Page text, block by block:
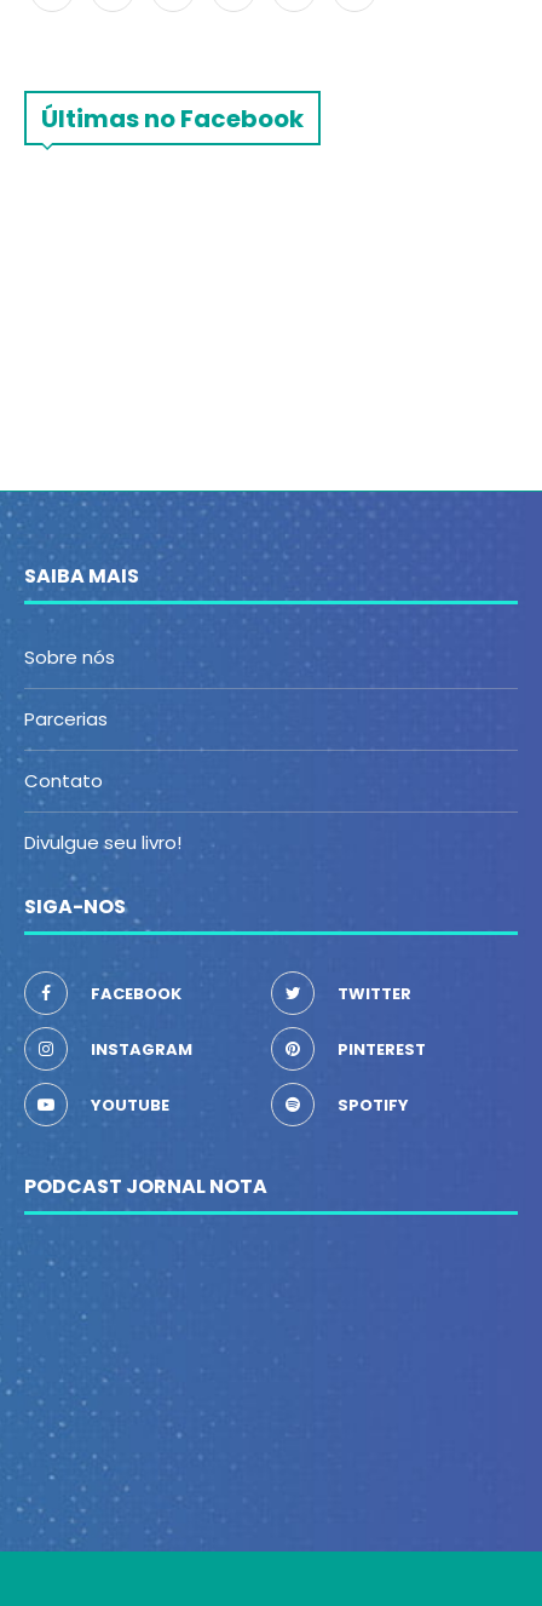
Últimas no Facebook
SAIBA MAIS
Sobre nós
Parcerias
Contato
Divulgue seu livro!
SIGA-NOS
FACEBOOK TWITTER
INSTAGRAM PINTEREST
YOUTUBE SPOTIFY
PODCAST JORNAL NOTA